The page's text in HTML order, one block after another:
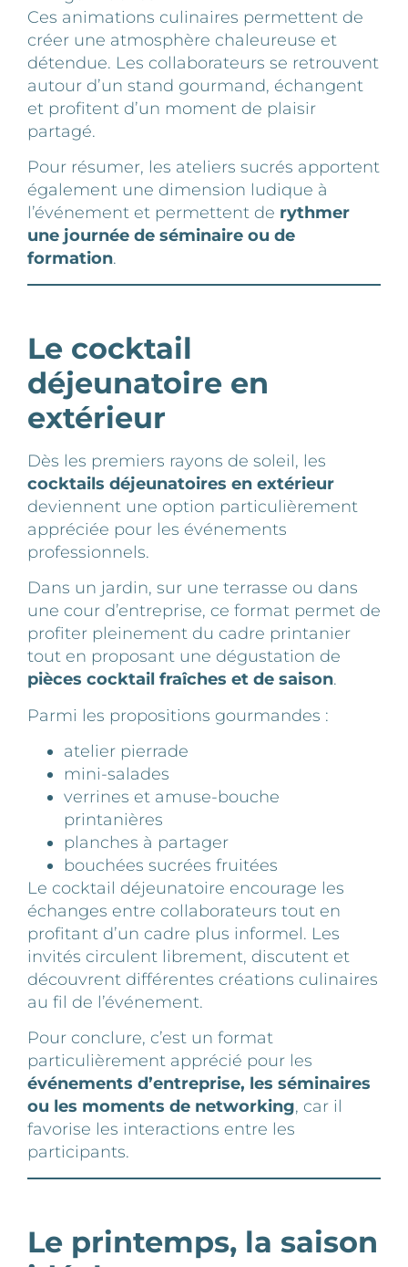
Ces animations culinaires permettent de
créer une atmosphère chaleureuse et
détendue. Les collaborateurs se retrouvent
autour d’un stand gourmand, échangent
et profitent d’un moment de plaisir
partagé.
Pour résumer, les ateliers sucrés apportent
également une dimension ludique à
l’événement et permettent de rythmer
une journée de séminaire ou de
formation.
Le cocktail
déjeunatoire en
extérieur
Dès les premiers rayons de soleil, les
cocktails déjeunatoires en extérieur
deviennent une option particulièrement
appréciée pour les événements
professionnels.
Dans un jardin, sur une terrasse ou dans
une cour d’entreprise, ce format permet de
profiter pleinement du cadre printanier
tout en proposant une dégustation de
pièces cocktail fraîches et de saison.
Parmi les propositions gourmandes :
atelier pierrade
mini-salades
verrines et amuse-bouche
printanières
planches à partager
bouchées sucrées fruitées
Le cocktail déjeunatoire encourage les
échanges entre collaborateurs tout en
profitant d’un cadre plus informel. Les
invités circulent librement, discutent et
découvrent différentes créations culinaires
au fil de l’événement.
Pour conclure, c’est un format
particulièrement apprécié pour les
événements d’entreprise, les séminaires
ou les moments de networking, car il
favorise les interactions entre les
participants.
Le printemps, la saison